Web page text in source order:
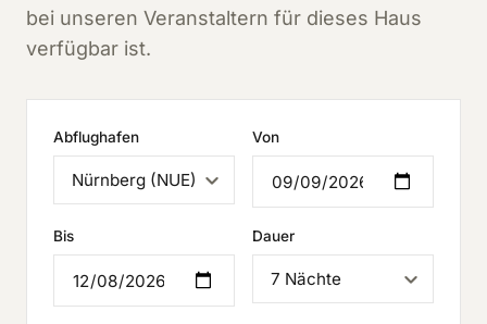
bei unseren Veranstaltern für dieses Haus
verfügbar ist.
Abflughafen Von
Bis Dauer